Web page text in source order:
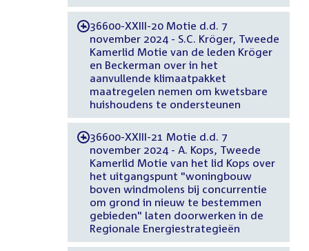
-36600-XXIII-20 Motie d.d. 7
november 2024 - S.C. Kröger, Tweede
Kamerlid Motie van de leden Kröger
en Beckerman over in het
aanvullende klimaatpakket
maatregelen nemen om kwetsbare
huishoudens te ondersteunen
-36600-XXIII-21 Motie d.d. 7
november 2024 - A. Kops, Tweede
Kamerlid Motie van het lid Kops over
het uitgangspunt "woningbouw
boven windmolens bij concurrentie
om grond in nieuw te bestemmen
gebieden" laten doorwerken in de
Regionale Energiestrategieën